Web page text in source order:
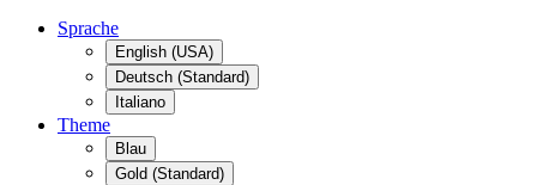
Sprache
English (USA)
Deutsch (Standard)
Italiano
Theme
Blau
Gold (Standard)